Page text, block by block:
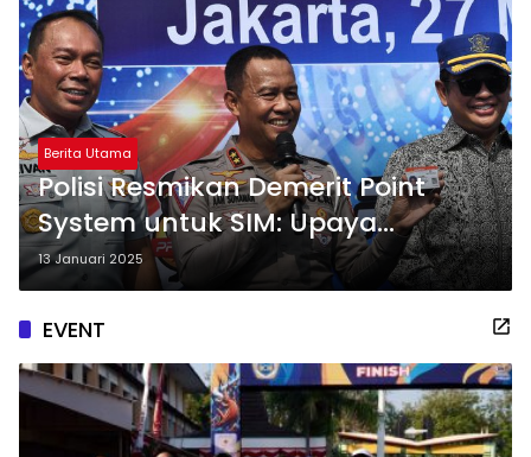
Berita Utama
Polisi Resmikan Demerit Point
System untuk SIM: Upaya
Tingkatkan Kesadaran Berlalu
Lintas
13 Januari 2025
EVENT